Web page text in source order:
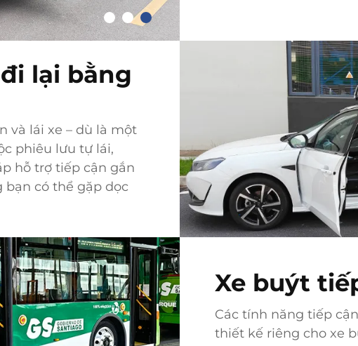
lại bằng
và lái xe – dù là một
phiêu lưu tự lái,
hỗ trợ tiếp cận gắn
có thể gặp dọc
Xe buýt
Các tính năng tiếp
thiết kế riêng cho xe